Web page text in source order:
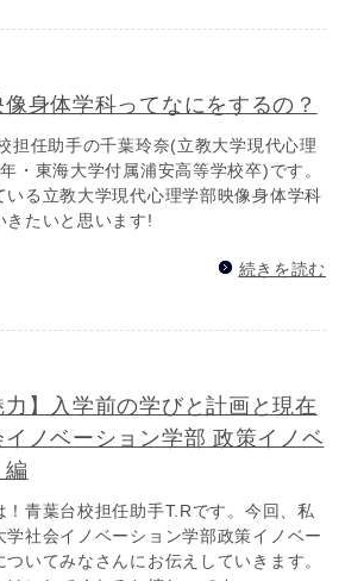
身体学科ってなにをするの？
担任助手の千葉玲奈(立教大学現代心理
・東海大学付属浦安高等学校卒)です。
いる立教大学現代心理学部映像身体学科
きたいと思います!
続きを読む
力】入学前の学びと計画と現在
ノベーション学部 政策イノベ
編
！青葉台校担任助手T.Rです。今回、私
学社会イノベーション学部政策イノベー
いてみなさんにお伝えしていきます。